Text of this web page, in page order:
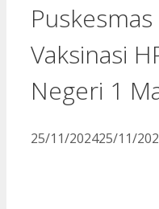
Vaksinasi
Negeri 1
25/11/202425/11/